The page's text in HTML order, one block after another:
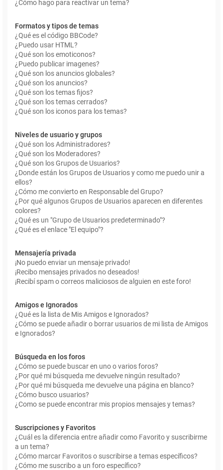
¿Cómo hago para reactivar un tema?
Formatos y tipos de temas
¿Qué es el código BBCode?
¿Puedo usar HTML?
¿Qué son los emoticonos?
¿Puedo publicar imagenes?
¿Qué son los anuncios globales?
¿Qué son los anuncios?
¿Qué son los temas fijos?
¿Qué son los temas cerrados?
¿Qué son los iconos para los temas?
Niveles de usuario y grupos
¿Qué son los Administradores?
¿Qué son los Moderadores?
¿Qué son los Grupos de Usuarios?
¿Donde están los Grupos de Usuarios y como me puedo unir a
ellos?
¿Cómo me convierto en Responsable del Grupo?
¿Por qué algunos Grupos de Usuarios aparecen en diferentes
colores?
¿Qué es un "Grupo de Usuarios predeterminado"?
¿Qué es el enlace "El equipo"?
Mensajería privada
¡No puedo enviar un mensaje privado!
¡Recibo mensajes privados no deseados!
¡Recibí spam o correos maliciosos de alguien en este foro!
Amigos e Ignorados
¿Qué es la lista de Mis Amigos e Ignorados?
¿Cómo se puede añadir o borrar usuarios de mi lista de Amigos
e Ignorados?
Búsqueda en los foros
¿Cómo se puede buscar en uno o varios foros?
¿Por qué mi búsqueda me devuelve ningún resultado?
¿Por qué mi búsqueda me devuelve una página en blanco?
¿Cómo busco usuarios?
¿Como se puede encontrar mis propios mensajes y temas?
Suscripciones y Favoritos
¿Cuál es la diferencia entre añadir como Favorito y suscribirme
a un tema?
¿Cómo marcar Favoritos o suscribirse a temas específicos?
¿Cómo me suscribo a un foro específico?